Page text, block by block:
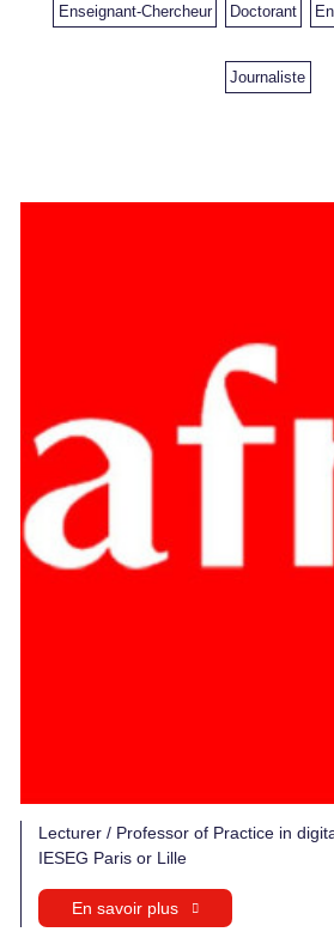
Enseignant-Chercheur Doctorant
Journaliste
Lecturer / Professor of Practice in
IESEG Paris or Lille
En savoir plus